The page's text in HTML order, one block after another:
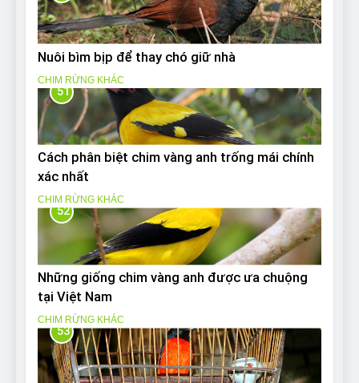
Nuôi bìm bịp để thay chó giữ nhà
CHIM RỪNG KHÁC
51
Cách phân biệt chim vàng anh trống mái chính
xác nhất
CHIM RỪNG KHÁC
52
Những giống chim vàng anh được ưa chuộng
tại Việt Nam
CHIM RỪNG KHÁC
53